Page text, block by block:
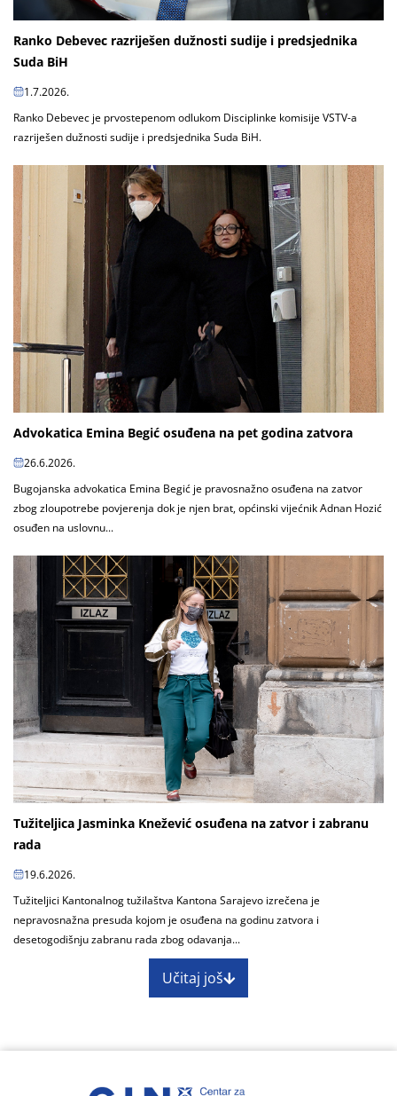
Ranko Debevec razriješen dužnosti sudije i predsjednika
Suda BiH
1.7.2026.
Ranko Debevec je prvostepenom odlukom Disciplinke komisije VSTV-a
razriješen dužnosti sudije i predsjednika Suda BiH.
Advokatica Emina Begić osuđena na pet godina zatvora
26.6.2026.
Bugojanska advokatica Emina Begić je pravosnažno osuđena na zatvor
zbog zloupotrebe povjerenja dok je njen brat, općinski vijećnik Adnan Hozić
osuđen na uslovnu...
Tužiteljica Jasminka Knežević osuđena na zatvor i zabranu
rada
19.6.2026.
Tužiteljici Kantonalnog tužilaštva Kantona Sarajevo izrečena je
nepravosnažna presuda kojom je osuđena na godinu zatvora i
desetogodišnju zabranu rada zbog odavanja...
Učitaj još